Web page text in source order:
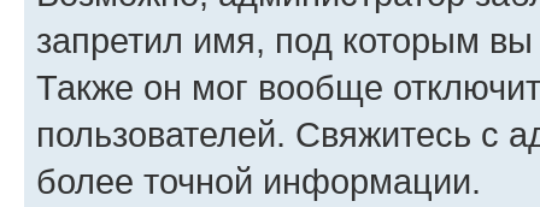
запретил имя, под которым вы
Также он мог вообще
пользователей. Свяжитесь с
более точной информации.